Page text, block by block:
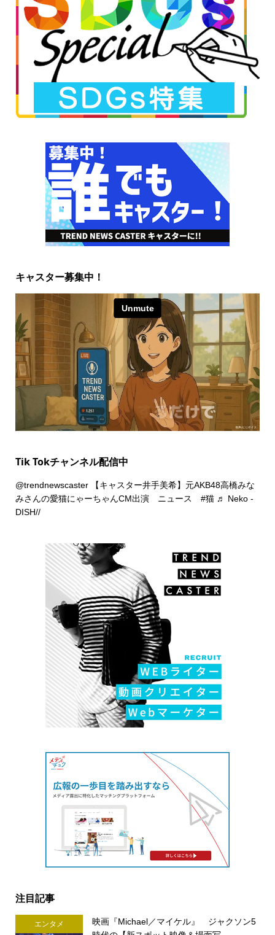
キャスター募集中！
Tik Tokチャンネル配信中
@trendnewscaster【キャスター井手美希】元AKB48高橋みな
みさんの愛猫にゃーちゃんCM出演 ニュース #猫 ♬ Neko -
DISH//
注目記事
エンタメ
映画『Michael／マイケル』 ジャクソン5